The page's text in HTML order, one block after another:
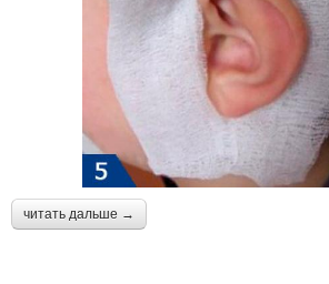
читать дальше →